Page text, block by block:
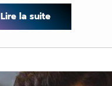
Lire la suite